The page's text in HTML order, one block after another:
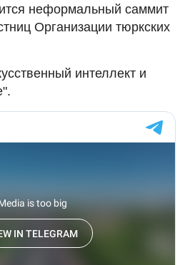
неформальный саммит
Организации тюркских
интеллект и